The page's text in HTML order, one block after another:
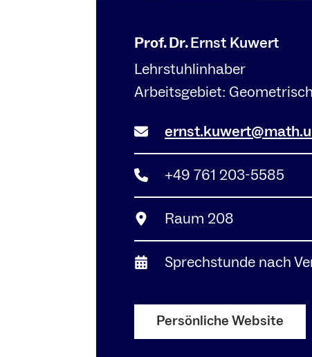
Prof. Dr.Ernst Kuwert
Lehrstuhlinhaber
Arbeitsgebiet:
+49 761 203-5585
Raum 208
Sprechstunde nach
Persönliche Website